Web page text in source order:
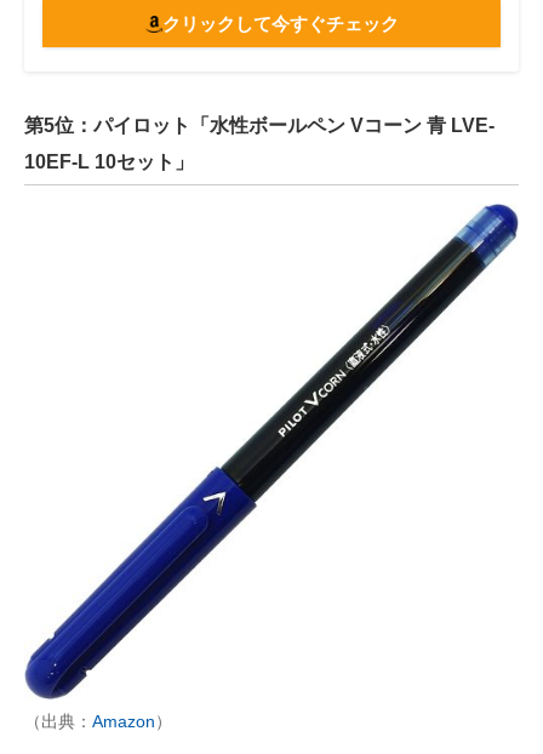
クリックして今すぐチェック
第5位：パイロット「水性ボールペン Vコーン 青 LVE-
10EF-L 10セット」
（出典： Amazon）